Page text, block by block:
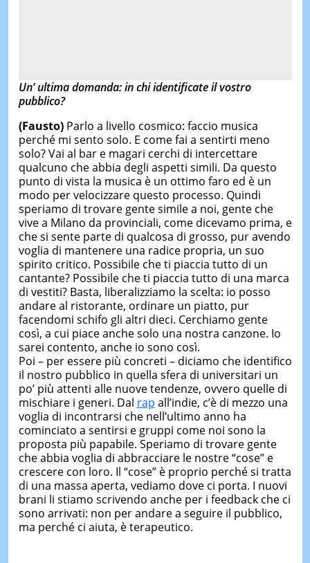
Un’ ultima domanda: in chi identificate il vostro
pubblico?
(Fausto) Parlo a livello cosmico: faccio musica
perché mi sento solo. E come fai a sentirti meno
solo? Vai al bar e magari cerchi di intercettare
qualcuno che abbia degli aspetti simili. Da questo
punto di vista la musica è un ottimo faro ed è un
modo per velocizzare questo processo. Quindi
speriamo di trovare gente simile a noi, gente che
vive a Milano da provinciali, come dicevamo prima, e
che si sente parte di qualcosa di grosso, pur avendo
voglia di mantenere una radice propria, un suo
spirito critico. Possibile che ti piaccia tutto di un
cantante? Possibile che ti piaccia tutto di una marca
di vestiti? Basta, liberalizziamo la scelta: io posso
andare al ristorante, ordinare un piatto, pur
facendomi schifo gli altri dieci. Cerchiamo gente
così, a cui piace anche solo una nostra canzone. Io
sarei contento, anche io sono così.
Poi – per essere più concreti – diciamo che identifico
il nostro pubblico in quella sfera di universitari un
po’ più attenti alle nuove tendenze, ovvero quelle di
mischiare i generi. Dal rap all’indie, c’è di mezzo una
voglia di incontrarsi che nell’ultimo anno ha
cominciato a sentirsi e gruppi come noi sono la
proposta più papabile. Speriamo di trovare gente
che abbia voglia di abbracciare le nostre “cose” e
crescere con loro. Il “cose” è proprio perché si tratta
di una massa aperta, vediamo dove ci porta. I nuovi
brani li stiamo scrivendo anche per i feedback che ci
sono arrivati: non per andare a seguire il pubblico,
ma perché ci aiuta, è terapeutico.